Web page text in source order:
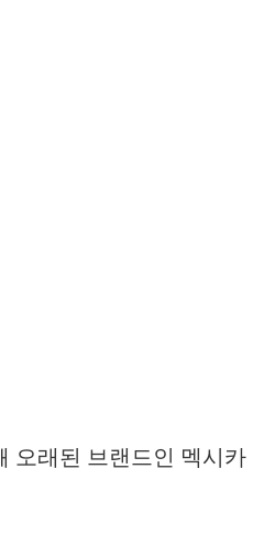
오래된 브랜드인 멕시카